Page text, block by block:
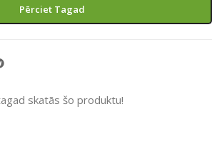
Pērciet Tagad
skatās šo produktu!